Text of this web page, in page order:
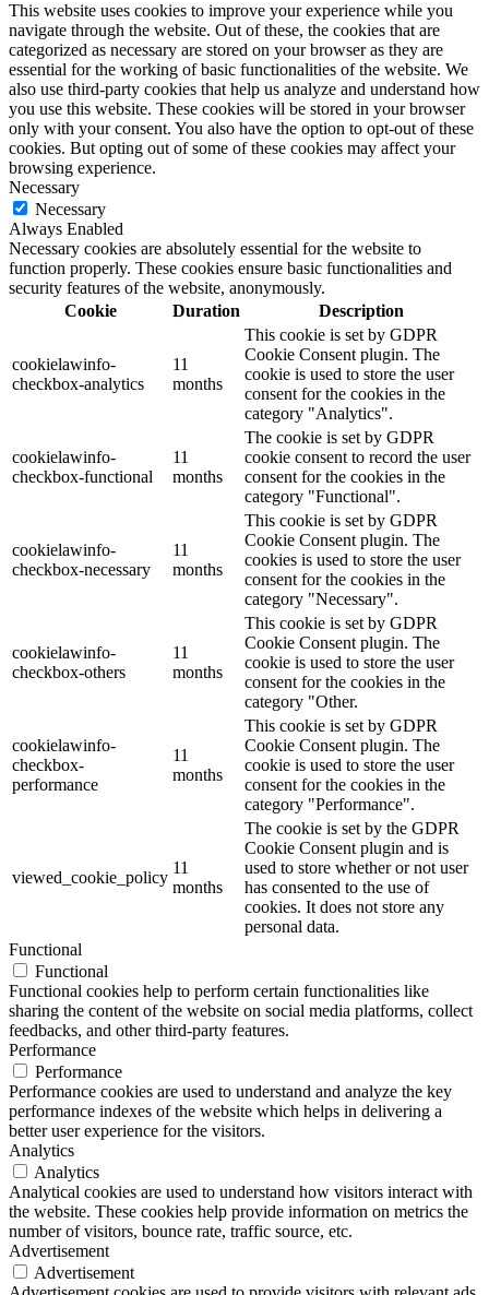
This website uses cookies to improve your experience while you
navigate through the website. Out of these, the cookies that are
categorized as necessary are stored on your browser as they are
essential for the working of basic functionalities of the website. We
also use third-party cookies that help us analyze and understand how
you use this website. These cookies will be stored in your browser
only with your consent. You also have the option to opt-out of these
cookies. But opting out of some of these cookies may affect your
browsing experience.
Necessary
Necessary
Always Enabled
Necessary cookies are absolutely essential for the website to
function properly. These cookies ensure basic functionalities and
security features of the website, anonymously.
Cookie
Duration Description
cookielawinfo-
checkbox-analytics
11
months
This cookie is set by GDPR
Cookie Consent plugin. The
cookie is used to store the user
consent for the cookies in the
category "Analytics".
cookielawinfo-
checkbox-functional
11
months
The cookie is set by GDPR
cookie consent to record the user
consent for the cookies in the
category "Functional".
cookielawinfo-
checkbox-necessary
11
months
This cookie is set by GDPR
Cookie Consent plugin. The
cookies is used to store the user
consent for the cookies in the
category "Necessary".
cookielawinfo-
checkbox-others
11
months
This cookie is set by GDPR
Cookie Consent plugin. The
cookie is used to store the user
consent for the cookies in the
category "Other.
cookielawinfo-
checkbox-
performance
11
months
This cookie is set by GDPR
Cookie Consent plugin. The
cookie is used to store the user
consent for the cookies in the
category "Performance".
viewed_cookie_policy
11
months
The cookie is set by the GDPR
Cookie Consent plugin and is
used to store whether or not user
has consented to the use of
cookies. It does not store any
personal data.
Functional
Functional
Functional cookies help to perform certain functionalities like
sharing the content of the website on social media platforms, collect
feedbacks, and other third-party features.
Performance
Performance
Performance cookies are used to understand and analyze the key
performance indexes of the website which helps in delivering a
better user experience for the visitors.
Analytics
Analytics
Analytical cookies are used to understand how visitors interact with
the website. These cookies help provide information on metrics the
number of visitors, bounce rate, traffic source, etc.
Advertisement
Advertisement